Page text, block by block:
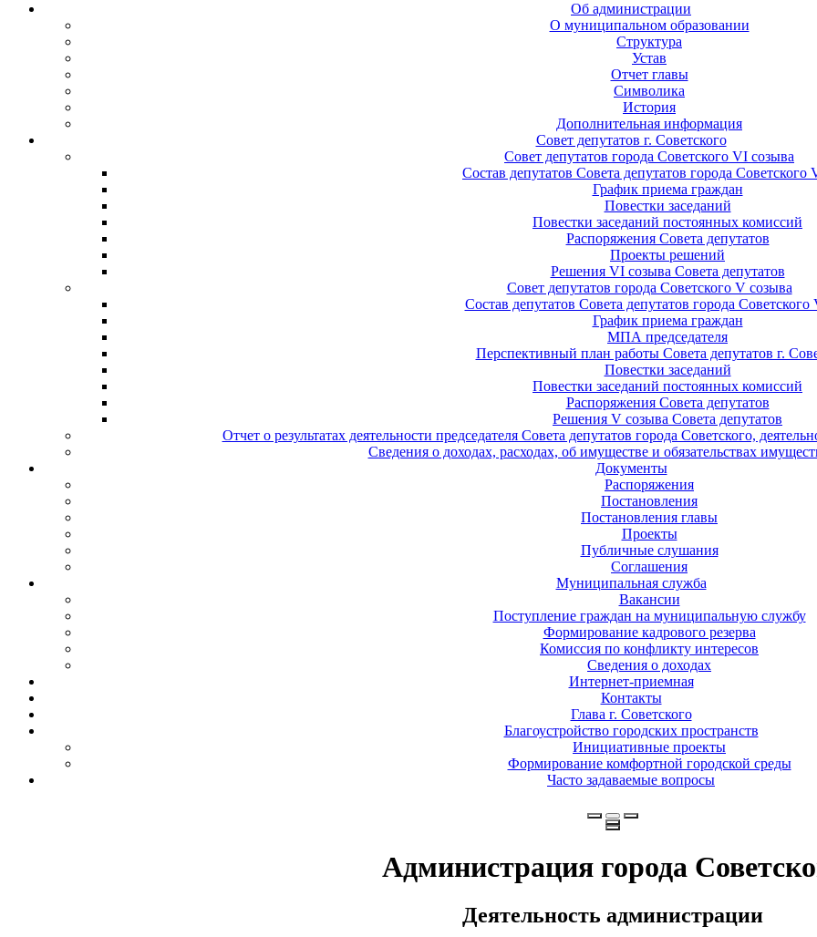
Об администрации
О муниципальном образовании
Структура
Устав
Отчет главы
Символика
История
Дополнительная информация
Совет депутатов г. Советского
Совет депутатов города Советского VI созыва
Состав депутатов Совета депутатов города Советского
График приема граждан
Повестки заседаний
Повестки заседаний постоянных комиссий
Распоряжения Совета депутатов
Проекты решений
Решения VI созыва Совета депутатов
Совет депутатов города Советского V созыва
Состав депутатов Совета депутатов города Советского
График приема граждан
МПА председателя
Перспективный план работы Совета депутатов г.
Повестки заседаний
Повестки заседаний постоянных комиссий
Распоряжения Совета депутатов
Решения V созыва Совета депутатов
Отчет о результатах деятельности председателя Совета депутатов города Советского,
Сведения о доходах, расходах, об имуществе и обязательствах
Документы
Распоряжения
Постановления
Постановления главы
Проекты
Публичные слушания
Соглашения
Муниципальная служба
Вакансии
Поступление граждан на муниципальную службу
Формирование кадрового резерва
Комиссия по конфликту интересов
Сведения о доходах
Интернет-приемная
Контакты
Глава г. Советского
Благоустройство городских пространств
Инициативные проекты
Формирование комфортной городской среды
Часто задаваемые вопросы
Администрация города
Деятельность администрации